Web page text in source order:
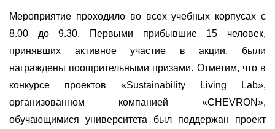
Мероприятие проходило во всех учебных корпусах с
8.00 до 9.30. Первыми прибывшие 15 человек,
принявших активное участие в акции, были
награждены поощрительными призами. Отметим, что в
конкурсе проектов «Sustainability Living Lab»,
организованном компанией «CHEVRON»,
обучающимися университета был поддержан проект